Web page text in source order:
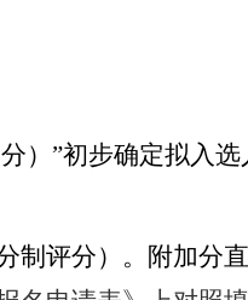
分）”初步确定拟入选
制评分）。附加分